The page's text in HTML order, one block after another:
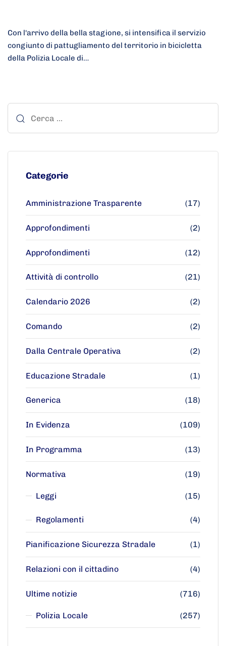
Con l'arrivo della bella stagione, si intensifica il servizio
congiunto di pattugliamento del territorio in bicicletta
della Polizia Locale di…
Categorie
Amministrazione Trasparente (17)
Approfondimenti (2)
Approfondimenti (12)
Attività di controllo (21)
Calendario 2026 (2)
Comando (2)
Dalla Centrale Operativa (2)
Educazione Stradale (1)
Generica (18)
In Evidenza (109)
In Programma (13)
Normativa (19)
Leggi (15)
Regolamenti (4)
Pianificazione Sicurezza Stradale (1)
Relazioni con il cittadino (4)
Ultime notizie (716)
Polizia Locale (257)